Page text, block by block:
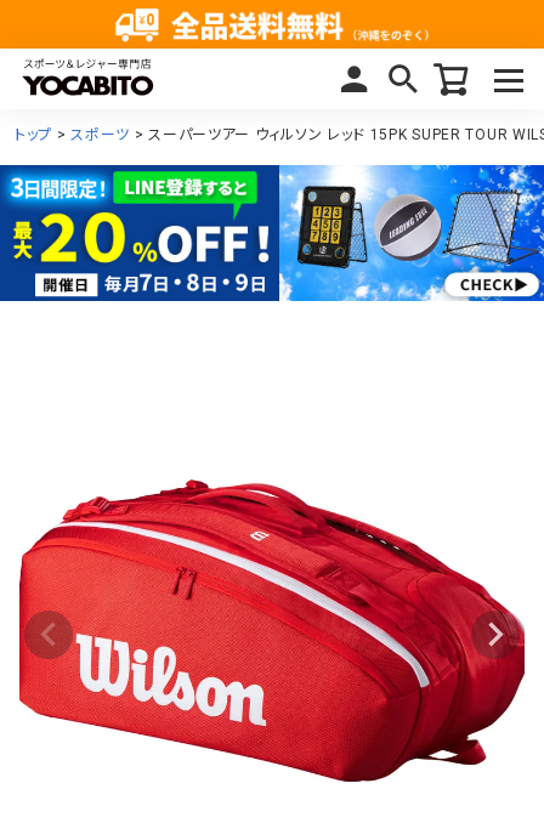
トップ スポーツ スーパーツアー ウィルソン レッド 15PK SUPER TOUR